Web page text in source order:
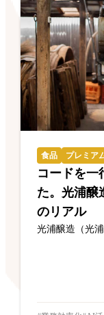
食品 プレミア
コードを一
た。光浦醸
のリアル
光浦醸造（光